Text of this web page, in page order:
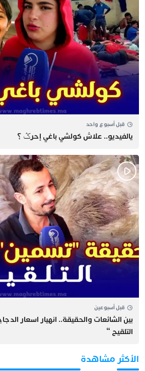
قبل أسبوع واحد
يالفيديو.. علاش كولشي باغي إحرݣ ؟
قبل أسبوعين
بين الشائعات والحقيقة.. انهيار اسعار
التلقيح “
الأكثر مشاهدة